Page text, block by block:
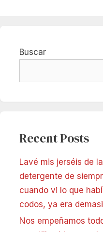
Buscar
Recent Posts
Lavé mis jerséis de
detergente de
cuando vi lo que
codos, ya era
Nos empeñamos